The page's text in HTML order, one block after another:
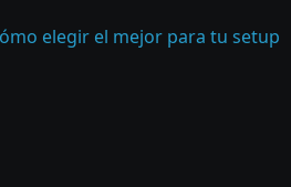
elegir el mejor para tu setup